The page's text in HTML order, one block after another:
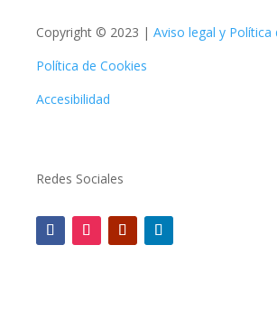
Copyright © 2023 | Aviso legal y Política
Política de Cookies
Accesibilidad
Redes Sociales